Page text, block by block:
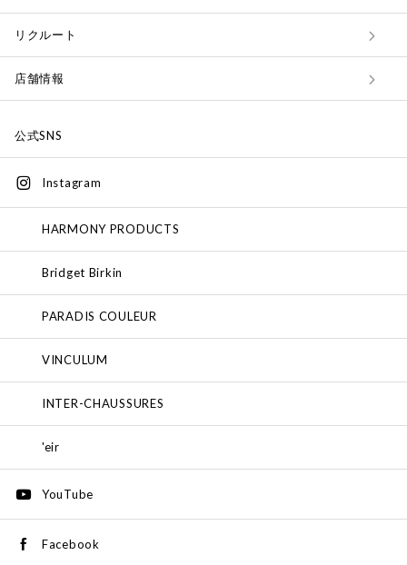
リクルート
店舗情報
公式SNS
Instagram
HARMONY PRODUCTS
Bridget Birkin
PARADIS COULEUR
VINCULUM
INTER-CHAUSSURES
'eir
YouTube
Facebook